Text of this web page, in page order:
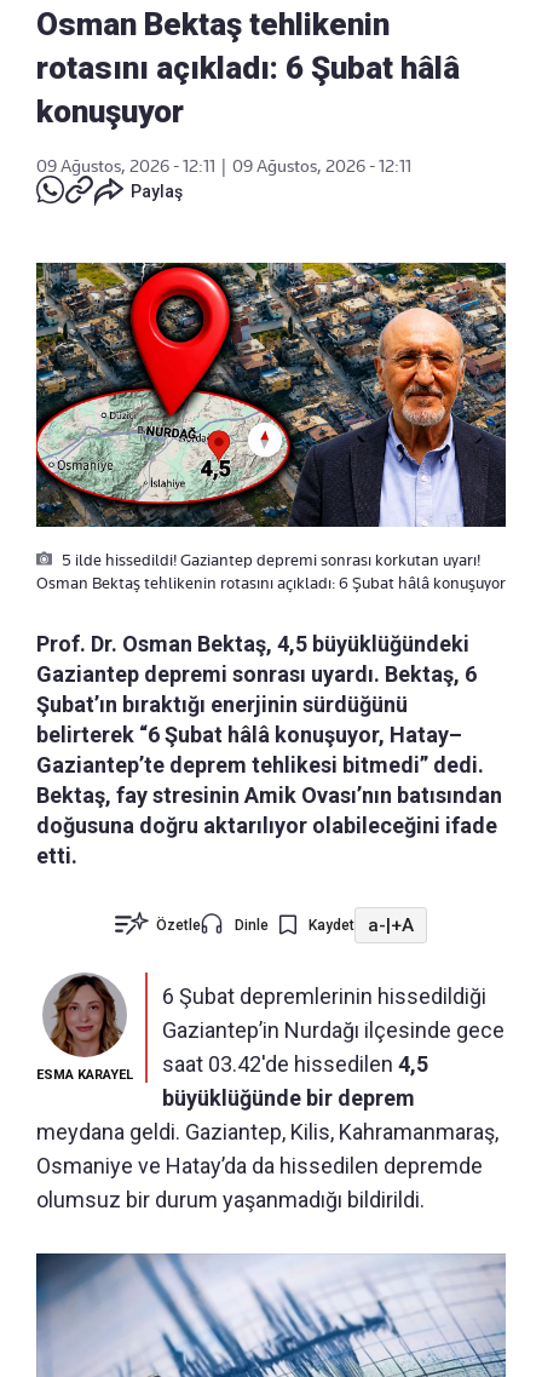
Osman Bektaş tehlikenin
rotasını açıkladı: 6 Şubat hâlâ
konuşuyor
09 Ağustos, 2026 - 12:11
09 Ağustos, 2026 - 12:11
Paylaş
5 ilde hissedildi! Gaziantep depremi sonrası korkutan uyarı!
Osman Bektaş tehlikenin rotasını açıkladı: 6 Şubat hâlâ konuşuyor
Prof. Dr. Osman Bektaş, 4,5 büyüklüğündeki
Gaziantep depremi sonrası uyardı. Bektaş, 6
Şubat’ın bıraktığı enerjinin sürdüğünü
belirterek “6 Şubat hâlâ konuşuyor, Hatay–
Gaziantep’te deprem tehlikesi bitmedi” dedi.
Bektaş, fay stresinin Amik Ovası’nın batısından
doğusuna doğru aktarılıyor olabileceğini ifade
etti.
Özetle Dinle Kaydet a-|+A
ESMA KARAYEL
6 Şubat depremlerinin hissedildiği
Gaziantep’in Nurdağı ilçesinde gece
saat 03.42'de hissedilen 4,5
büyüklüğünde bir deprem
meydana geldi. Gaziantep, Kilis, Kahramanmaraş,
Osmaniye ve Hatay’da da hissedilen depremde
olumsuz bir durum yaşanmadığı bildirildi.